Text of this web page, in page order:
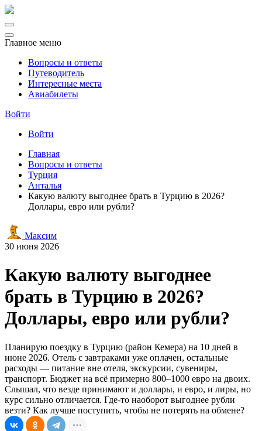
Главное меню
Вопросы и ответы
Путеводитель
Интересные места
Авиабилеты
Войти
Войти
Главная
Вопросы и ответы
Турция
Анталья
Какую валюту выгоднее брать в Турцию в 2026?
Доллары, евро или рубли?
Максим
30 июня 2026
Какую валюту выгоднее
брать в Турцию в 2026?
Доллары, евро или рубли?
Планирую поездку в Турцию (район Кемера) на 10 дней в
июне 2026. Отель с завтраками уже оплачен, остальные
расходы — питание вне отеля, экскурсии, сувениры,
транспорт. Бюджет на всё примерно 800–1000 евро на двоих.
Слышал, что везде принимают и доллары, и евро, и лиры, но
курс сильно отличается. Где-то наоборот выгоднее рубли
везти? Как лучше поступить, чтобы не потерять на обмене?